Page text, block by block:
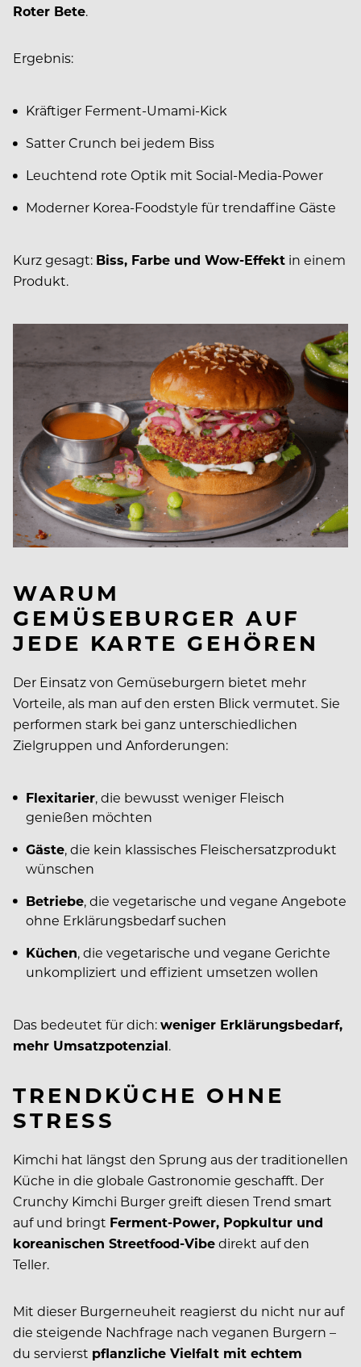
Roter Bete.
Ergebnis:
Kräftiger Ferment-Umami-Kick
Satter Crunch bei jedem Biss
Leuchtend rote Optik mit Social-Media-Power
Moderner Korea-Foodstyle für trendaffine Gäste
Kurz gesagt: Biss, Farbe und Wow-Effekt in einem
Produkt.
WARUM
GEMÜSEBURGER AUF
JEDE KARTE GEHÖREN
Der Einsatz von Gemüseburgern bietet mehr
Vorteile, als man auf den ersten Blick vermutet. Sie
performen stark bei ganz unterschiedlichen
Zielgruppen und Anforderungen:
Flexitarier, die bewusst weniger Fleisch
genießen möchten
Gäste, die kein klassisches Fleischersatzprodukt
wünschen
Betriebe, die vegetarische und vegane Angebote
ohne Erklärungsbedarf suchen
Küchen, die vegetarische und vegane Gerichte
unkompliziert und effizient umsetzen wollen
Das bedeutet für dich:weniger Erklärungsbedarf,
mehr Umsatzpotenzial.
TRENDKÜCHE OHNE
STRESS
Kimchi hat längst den Sprung aus der traditionellen
Küche in die globale Gastronomie geschafft. Der
Crunchy Kimchi Burger greift diesen Trend smart
auf und bringt Ferment-Power, Popkultur und
koreanischen Streetfood-Vibedirekt auf den
Teller.
Mit dieser Burgerneuheit reagierst du nicht nur auf
die steigende Nachfrage nach veganen Burgern –
du servierst pflanzliche Vielfalt mit echtem